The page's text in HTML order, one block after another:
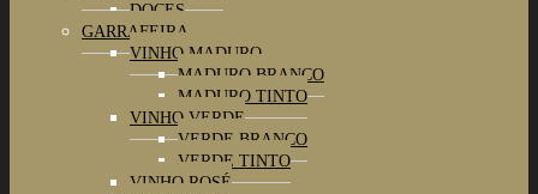
DOCES
GARRAFEIRA
VINHO MADURO
MADURO BRANCO
MADURO TINTO
VINHO VERDE
VERDE BRANCO
VERDE TINTO
VINHO ROSÉ